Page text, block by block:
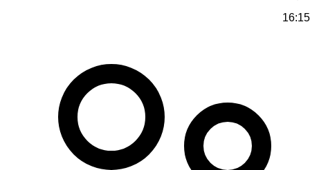
16:15